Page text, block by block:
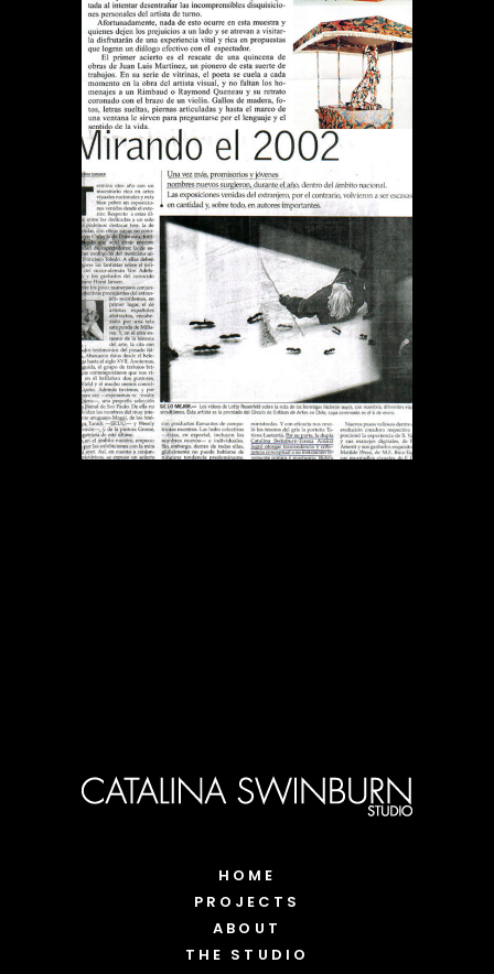
DIARIO EL MERCURIO
MIRANDO EL 2002
Publications
HOME
PROJECTS
ABOUT
THE STUDIO